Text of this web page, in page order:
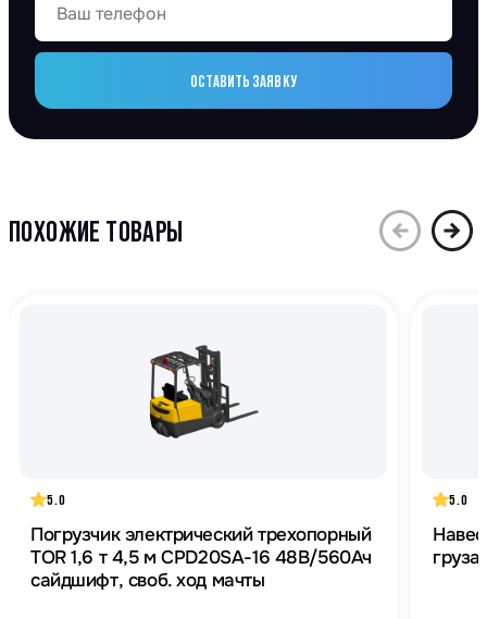
ОСТАВИТЬ ЗАЯВКУ
ПОХОЖИЕ ТОВАРЫ
5.0
Погрузчик электрический трехопорный
TOR 1,6 т 4,5 м CPD20SA-16 48В/560Ач
сайдшифт, своб. ход мачты
5.0